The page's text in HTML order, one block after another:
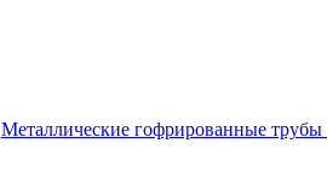
Металлические гофрированные